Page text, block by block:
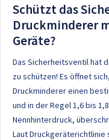
Schützt das
Druckminderer
Geräte?
Das Sicherheitsventil hat
zu schützen! Es öffnet
Druckminderer einen
und in der Regel 1,6 bis
Nennhinterdruck,
Laut